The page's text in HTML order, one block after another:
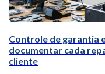
Controle de garantia
documentar cada
cliente